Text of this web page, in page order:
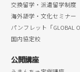
交換留学・派遣留学制度
海外語学・文化セミナー
パンフレット「GLOBAL
国内協定校
公開講座